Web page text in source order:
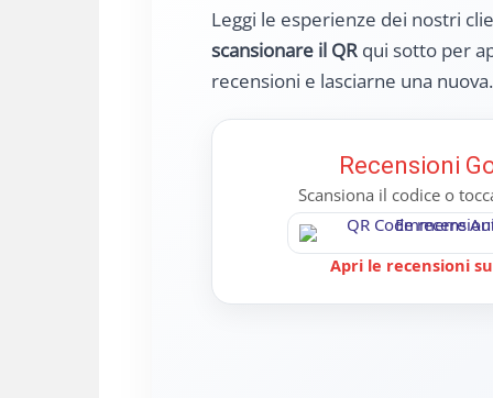
Leggi le esperienze dei nostri
scansionare il QRqui sotto per
recensioni e lasciarne una nuova.
Recensioni
Scansiona il codice o
Apri le recensioni
Mariagrazia Borriello